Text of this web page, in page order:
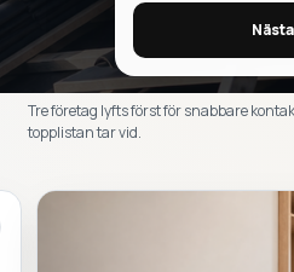
Tre företag lyfts först för snabbare
topplistan tar vid.